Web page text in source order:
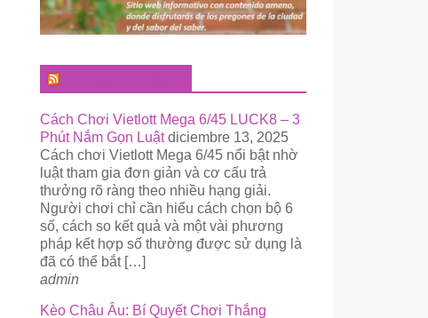
Cách Chơi Vietlott Mega 6/45 LUCK8 – 3
Phút Nắm Gọn Luật diciembre 13, 2025
Cách chơi Vietlott Mega 6/45 nổi bật nhờ
luật tham gia đơn giản và cơ cấu trả
thưởng rõ ràng theo nhiều hạng giải.
Người chơi chỉ cần hiểu cách chọn bộ 6
số, cách so kết quả và một vài phương
pháp kết hợp số thường được sử dụng là
đã có thể bắt […]
admin
Kèo Châu Âu: Bí Quyết Chơi Thắng